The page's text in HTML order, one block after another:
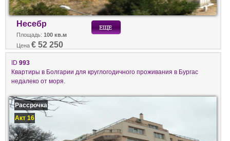
Несебр
Площадь: 100 кв.м
Цена € 52 250
ID 993
Квартиры в Болгарии для круглогодичного проживания в Бургас
недалеко от моря.
Рассрочка
Акт 16